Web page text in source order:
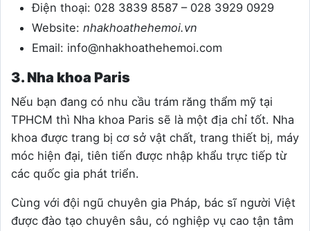
Điện thoại: 028 3839 8587 – 028 3929 0929
Website: nhakhoathehemoi.vn
Email: info@nhakhoathehemoi.com
3. Nha khoa Paris
Nếu bạn đang có nhu cầu trám răng thẩm mỹ tại
TPHCM thì Nha khoa Paris sẽ là một địa chỉ tốt. Nha
khoa được trang bị cơ sở vật chất, trang thiết bị, máy
móc hiện đại, tiên tiến được nhập khẩu trực tiếp từ
các quốc gia phát triển.
Cùng với đội ngũ chuyên gia Pháp, bác sĩ người Việt
được đào tạo chuyên sâu, có nghiệp vụ cao tận tâm